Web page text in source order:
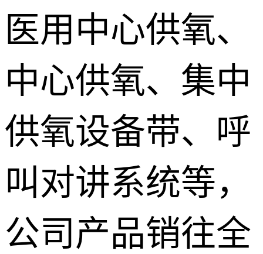
医用中心供氧、
中心供氧、集中
供氧设备带、呼
叫对讲系统等，
公司产品销往全